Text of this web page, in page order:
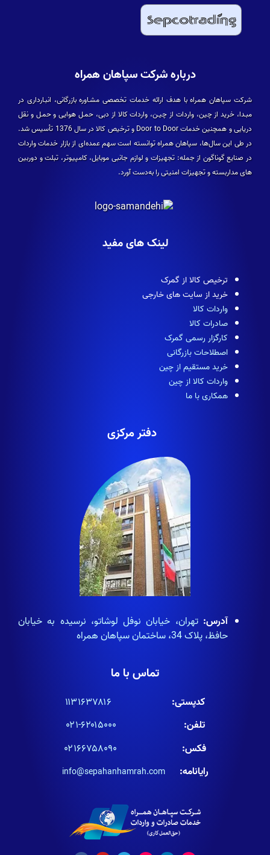
درباره شرکت سپاهان همراه
شرکت سپاهان همراه با هدف ارائه خدمات تخصصی مشـاوره بازرگانی، انبـارداری در
مبـدا، خرید از چین، واردات از چیـن، واردات کالا از دبی، حمـل هوایی و حمـل و نقل
دریایی و همچنین خدمات Door to Door و ترخیص کالا در سال 1376 تأسیس شد.
در طی این سال­‌ها، سپاهان همراه توانسته است سهم عمده­‌ای از بازار خدمات واردات
در صنایع گوناگون از جمله: تجهیزات و لوازم جانبی موبایل، کامپیوتر، تبلت و دوربین­‌
های مداربسته و تجهیزات امنیتی را به‌دست آورد.
لینک های مفید
ترخیص کالا از گمرک
خرید از سایت های خارجی
واردات کالا
صادرات کالا
کارگزار رسمی گمرک
اصطلاحات بازرگانی
خرید مستقیم از چین
واردات کالا از چین
همکاری با ما
دفتر مرکزی
آدرس: تهران، خیابان نوفل لوشاتو، نرسیده به خیابان
حافظ، پلاک 34، ساختمان سپاهان همراه
تماس با ما
کدپستی:
۱۱۳۱۶۳۷۸۱۶
تلفن:
۶۲۰۱۵۰۰۰-۰۲۱
فکس:
۰۲۱۶۶۷۵۸۰۹۰
رایانامه:
info@sepahanhamrah.com